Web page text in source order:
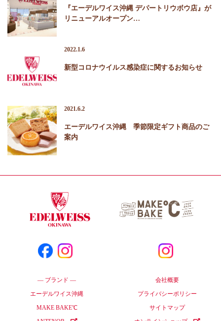
『エーデルワイス沖縄 デパートリウボウ店』が
リニューアルオープン…
2022.1.6
新型コロナウイルス感染症に関するお知らせ
2021.6.2
エーデルワイス沖縄 季節限定ギフト商品のご
案内
― ブランド ―
エーデルワイス沖縄
MAKE BAKE℃
会社概要
プライバシーポリシー
サイトマップ